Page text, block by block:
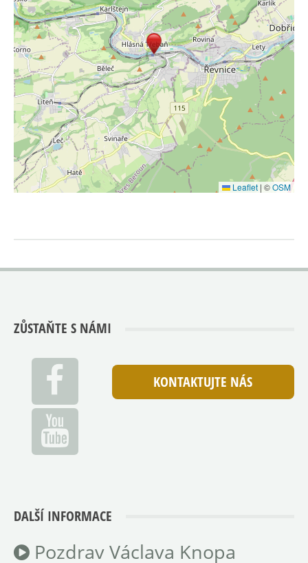
Leaflet | ©OSM
ZŮSTAŇTE S NÁMI
KONTAKTUJTE NÁS
DALŠÍ INFORMACE
Pozdrav Václava Knopa